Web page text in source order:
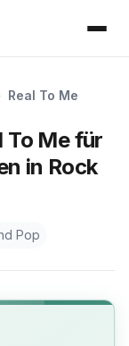
Real To Me
To Me für
in Rock
Pop